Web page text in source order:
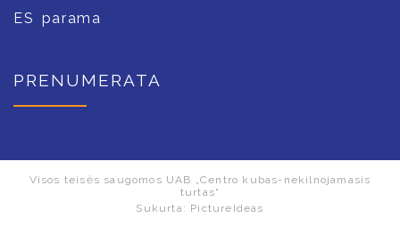
ES parama
PRENUMERATA
Visos teisės saugomos UAB „Centro kubas-nekilnojamasis
turtas“
Sukurta: PictureIdeas